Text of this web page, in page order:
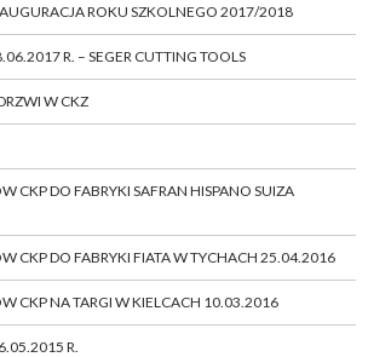
ROKU SZKOLNEGO 2017/2018
R. – SEGER CUTTING TOOLS
W CKZ
CKP DO FABRYKI SAFRAN HISPANO SUIZA
CKP DO FABRYKI FIATA W TYCHACH 25.04.2016
CKP NA TARGI W KIELCACH 10.03.2016
R.